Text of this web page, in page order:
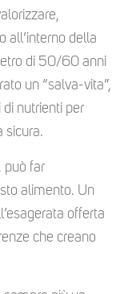
all’interno della
di 50/60 anni
un “salva-vita”,
nutrienti per
sicura.
può far
alimento. Un
offerta
che creano